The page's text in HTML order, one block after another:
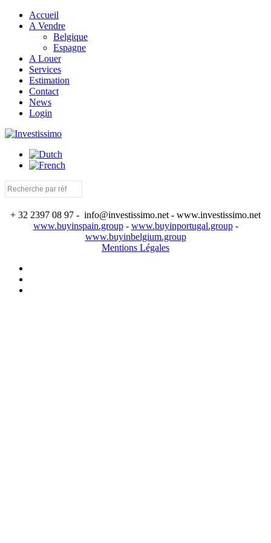
Accueil
A Vendre
Belgique
Espagne
A Louer
Services
Estimation
Contact
News
Login
+ 32 2397 08 97 - info@investissimo.net - www.investissimo.net
www.buyinspain.group- www.buyinportugal.group-
www.buyinbelgium.group
Mentions Légales